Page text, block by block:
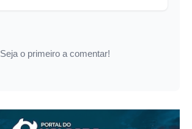
Seja o primeiro a comentar!